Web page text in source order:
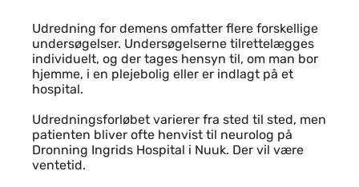
Indhold
Udredning for demens omfatter flere forskellige
undersøgelser. Undersøgelserne tilrettelægges
individuelt, og der tages hensyn til, om man bor
hjemme, i en plejebolig eller er indlagt på et
hospital.
Udredningsforløbet varierer fra sted til sted, men
patienten bliver ofte henvist til neurolog på
Dronning Ingrids Hospital i Nuuk. Der vil være
ventetid.